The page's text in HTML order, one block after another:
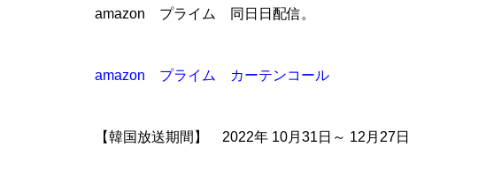
amazon プライム 同日日配信。
amazon プライム カーテンコール
【韓国放送期間】 2022年 10月31日～ 12月27日